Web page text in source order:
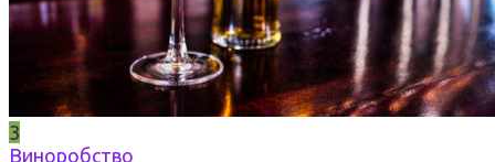
3
Виноробство